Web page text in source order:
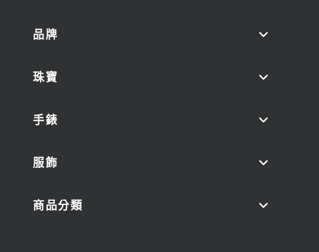
品牌
珠寶
手錶
服飾
商品分類